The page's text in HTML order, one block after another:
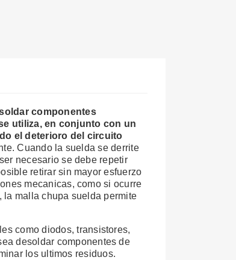
componentes
utiliza, en conjunto con un
el deterioro del circuito
Cuando la suelda se derrite
necesario se debe repetir
retirar sin mayor esfuerzo
mecanicas, como si ocurre
malla chupa suelda permite
como diodos, transistores,
desoldar componentes de
los ultimos residuos.